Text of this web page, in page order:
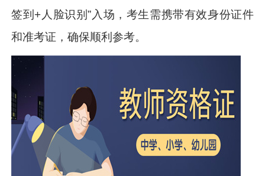
签到+人脸识别”入场，考生需携带有效身份证件
和准考证，确保顺利参考。